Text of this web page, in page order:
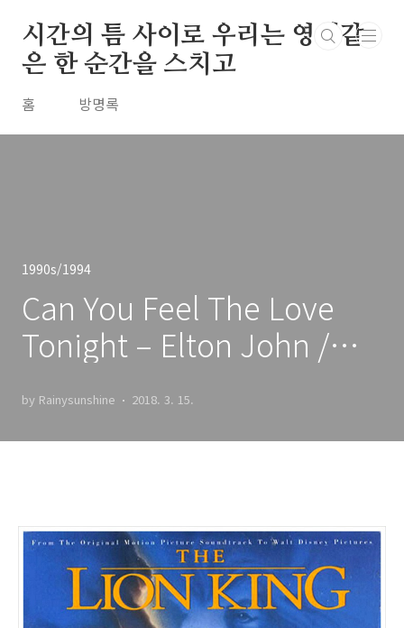
시간의 틈 사이로 우리는 영원같
은 한 순간을 스치고
홈 방명록
1990s/1994
Can You Feel The Love
Tonight – Elton John /
by Rainysunshine 2018. 3. 15.